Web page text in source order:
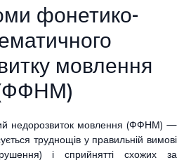
фонетико-
мовлення
недорозвиток мовлення (ФФНМ) —
труднощів у правильній вимові
і сприйнятті схожих за